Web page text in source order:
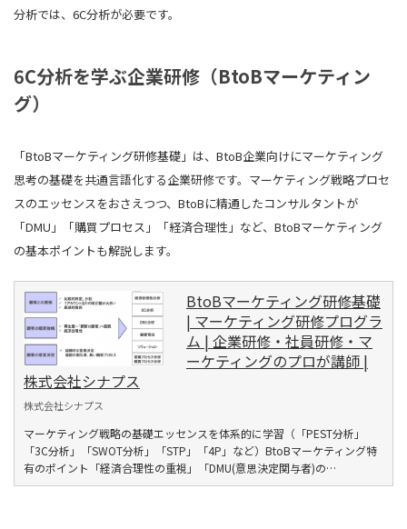
分析では、6C分析が必要です。
6C分析を学ぶ企業研修（BtoBマーケティン
グ）
「BtoBマーケティング研修基礎」は、BtoB企業向けにマーケティング
思考の基礎を共通言語化する企業研修です。マーケティング戦略プロセ
スのエッセンスをおさえつつ、BtoBに精通したコンサルタントが
「DMU」「購買プロセス」「経済合理性」など、BtoBマーケティング
の基本ポイントも解説します。
BtoBマーケティング研修基礎
| マーケティング研修プログラ
ム | 企業研修・社員研修・マ
ーケティングのプロが講師 |
株式会社シナプス
株式会社シナプス
マーケティング戦略の基礎エッセンスを体系的に学習（「PEST分析」
「3C分析」「SWOT分析」「STP」「4P」など）BtoBマーケティング特
有のポイント「経済合理性の重視」「DMU(意思決定関与者)の…